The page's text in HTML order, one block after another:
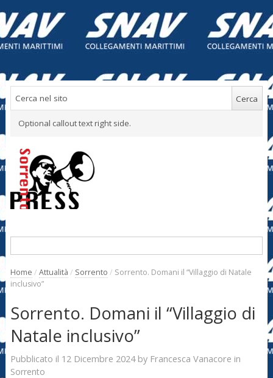
Optional callout text right side.
Home / Attualità / Sorrento / Sorrento. Domani il “Villaggio di Natale
inclusivo”
Sorrento. Domani il “Villaggio di
Natale inclusivo”
Pubblicato il 12 Dicembre 2024by Francesca Vanacore in
Sorrento